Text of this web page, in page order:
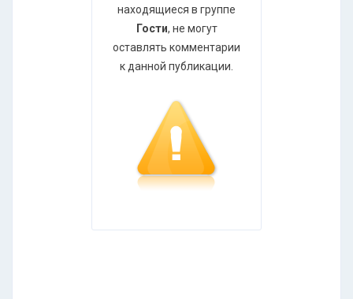
находящиеся в группе
Гости, не могут
оставлять комментарии
к данной публикации.